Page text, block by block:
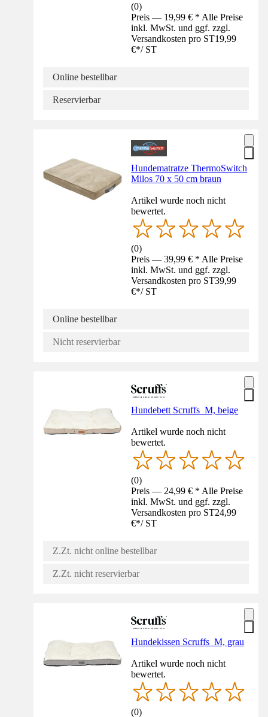
(0)
Preis — 19,99 € * Alle Preise
inkl. MwSt. und ggf. zzgl.
Versandkosten pro ST19,99
€*/ ST
Online bestellbar
Reservierbar
Hundematratze ThermoSwitch
Milos 70 x 50 cm braun
Artikel wurde noch nicht
bewertet.
(0)
Preis — 39,99 € * Alle Preise
inkl. MwSt. und ggf. zzgl.
Versandkosten pro ST39,99
€*/ ST
Online bestellbar
Nicht reservierbar
Hundebett Scruffs M, beige
Artikel wurde noch nicht
bewertet.
(0)
Preis — 24,99 € * Alle Preise
inkl. MwSt. und ggf. zzgl.
Versandkosten pro ST24,99
€*/ ST
Z.Zt. nicht online bestellbar
Z.Zt. nicht reservierbar
Hundekissen Scruffs M, grau
Artikel wurde noch nicht
bewertet.
(0)